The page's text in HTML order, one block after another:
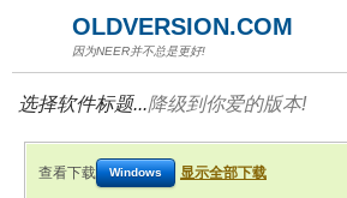
OLDVERSION.COM
因为NEER并不总是更好!
选择软件标题...降级到你爱的版本!
查看下载 Windows 显示全部下载